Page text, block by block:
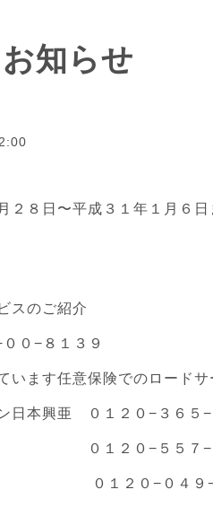
お知らせ
２８日〜平成３１年１月６日
スのご紹介
０−８１３９
います任意保険でのロードサ
日本興亜 ０１２０−３６５−
０１２０−５５７−
０１２０−０４９−